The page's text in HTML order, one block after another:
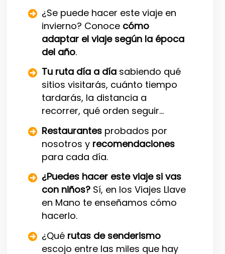
¿Se puede hacer este viaje en
invierno? Conoce cómo
adaptar el viaje según la época
del año.
Tu ruta día a día sabiendo qué
sitios visitarás, cuánto tiempo
tardarás, la distancia a
recorrer, qué orden seguir…
Restaurantes probados por
nosotros y recomendaciones
para cada día.
¿Puedes hacer este viaje si vas
con niños? Sí, en los Viajes Llave
en Mano te enseñamos cómo
hacerlo.
¿Qué rutas de senderismo
escojo entre las miles que hay